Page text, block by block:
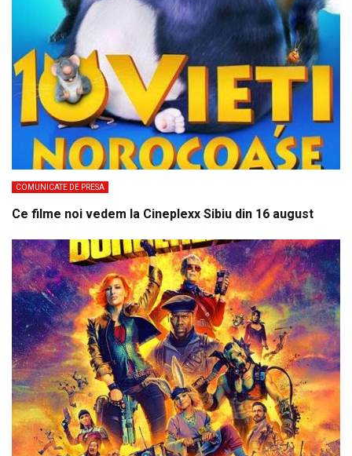
COMUNICATE DE PRESA
Ce filme noi vedem la Cineplexx Sibiu din 16 august